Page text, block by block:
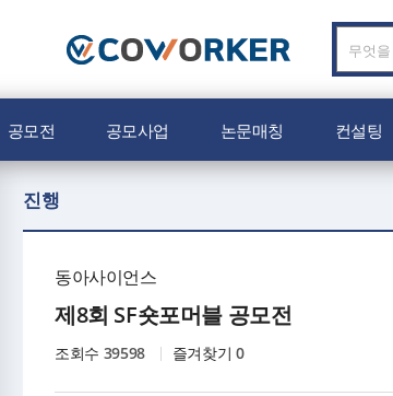
C
O
K
로
공모전 공모사업 논문매칭 컨설팅
진행
동아사이언스
제8회 SF숏포머블 공모전
조회수 39598 즐겨찾기 0